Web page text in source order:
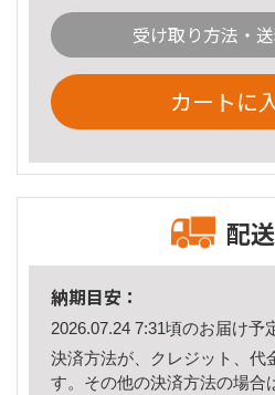
受け取り方法・
カートに
配
納期目安：
2026.07.24 7:31頃のお届け予
決済方法が、クレジット、代
す。その他の決済方法の場合